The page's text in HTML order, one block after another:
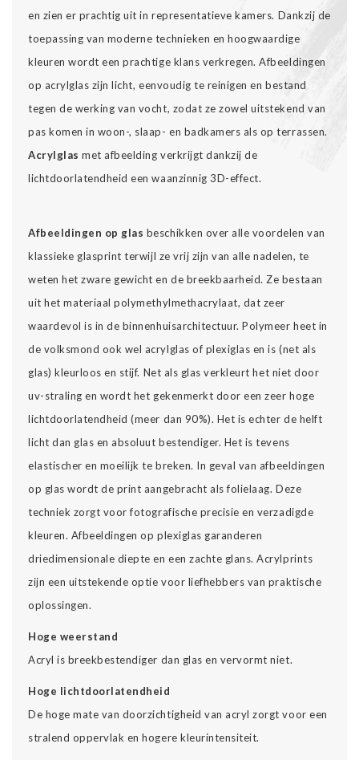
en zien er prachtig uit in representatieve kamers. Dankzij de
toepassing van moderne technieken en hoogwaardige
kleuren wordt een prachtige klans verkregen. Afbeeldingen
op acrylglas zijn licht, eenvoudig te reinigen en bestand
tegen de werking van vocht, zodat ze zowel uitstekend van
pas komen in woon-, slaap- en badkamers als op terrassen.
Acrylglas met afbeelding verkrijgt dankzij de
lichtdoorlatendheid een waanzinnig 3D-effect.
Afbeeldingen op glas beschikken over alle voordelen van
klassieke glasprint terwijl ze vrij zijn van alle nadelen, te
weten het zware gewicht en de breekbaarheid. Ze bestaan
uit het materiaal polymethylmethacrylaat, dat zeer
waardevol is in de binnenhuisarchitectuur. Polymeer heet in
de volksmond ook wel acrylglas of plexiglas en is (net als
glas) kleurloos en stijf. Net als glas verkleurt het niet door
uv-straling en wordt het gekenmerkt door een zeer hoge
lichtdoorlatendheid (meer dan 90%). Het is echter de helft
licht dan glas en absoluut bestendiger. Het is tevens
elastischer en moeilijk te breken. In geval van afbeeldingen
op glas wordt de print aangebracht als folielaag. Deze
techniek zorgt voor fotografische precisie en verzadigde
kleuren. Afbeeldingen op plexiglas garanderen
driedimensionale diepte en een zachte glans. Acrylprints
zijn een uitstekende optie voor liefhebbers van praktische
oplossingen.
Hoge weerstand
Acryl is breekbestendiger dan glas en vervormt niet.
Hoge lichtdoorlatendheid
De hoge mate van doorzichtigheid van acryl zorgt voor een
stralend oppervlak en hogere kleurintensiteit.